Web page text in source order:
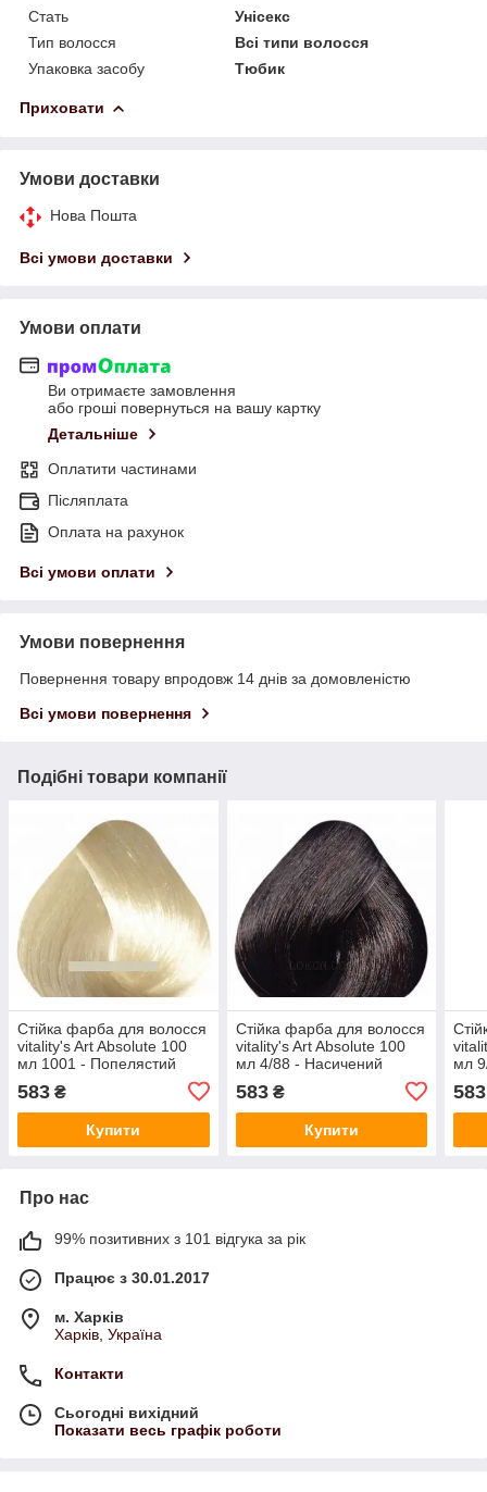
Стать
Унісекс
Тип волосся
Всі типи волосся
Упаковка засобу
Тюбик
Приховати
Умови доставки
Нова Пошта
Всі умови доставки
Умови оплати
Ви отримаєте замовлення
або гроші повернуться на вашу картку
Детальніше
Оплатити частинами
Післяплата
Оплата на рахунок
Всі умови оплати
Умови повернення
Повернення товару впродовж 14 днів за домовленістю
Всі умови повернення
Подібні товари компанії
Стійка фарба для волосся
vitality's Art Absolute 100
мл 1001 - Попелястий
583 ₴
Купити
Стійка фарба для волосся
vitality's Art Absolute 100
мл 4/88 - Насичений
583₴
Купити
мл
583
Про нас
99% позитивних з 101 відгука за рік
Працює з 30.01.2017
м. Харків
Харків, Україна
Контакти
Сьогодні вихідний
Показати весь графік роботи